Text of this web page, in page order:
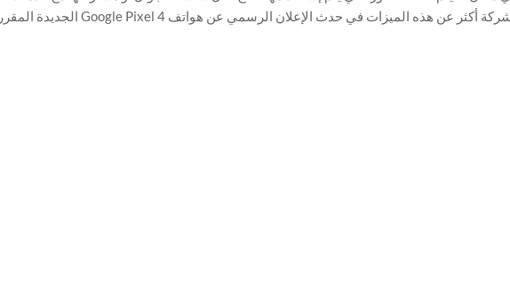
جوجل الأخرى. سوف تتحدث الشركة أكثر عن هذه الميزات في حدث الإعلان الرسمي عن هواتف Google Pixel 4 الجديدة المقرر